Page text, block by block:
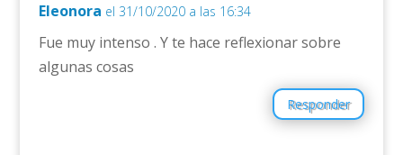
Eleonora el 31/10/2020 a las 16:34
Fue muy intenso . Y te hace reflexionar sobre
algunas cosas
Responder